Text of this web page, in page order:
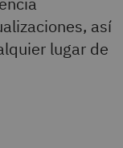
así
lugar de